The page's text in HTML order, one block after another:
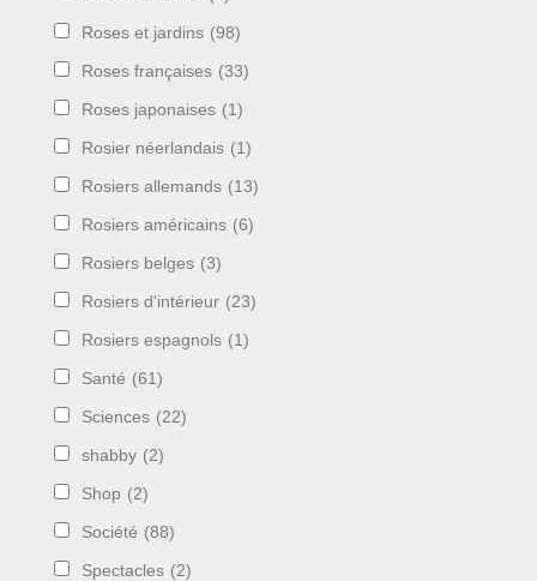
Roses et jardins (98)
Roses françaises (33)
Roses japonaises (1)
Rosier néerlandais (1)
Rosiers allemands (13)
Rosiers américains (6)
Rosiers belges (3)
Rosiers d'intérieur (23)
Rosiers espagnols (1)
Santé (61)
Sciences (22)
shabby (2)
Shop (2)
Société (88)
Spectacles (2)